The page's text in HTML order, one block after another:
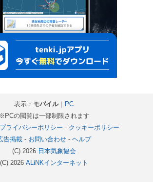
表示： モバイル｜ PC
※PCの閲覧は一部制限されます
プライバシーポリシー - クッキーポリシー
告掲載- お問い合わせ- ヘルプ
(C) 2026 日本気象協会
(C) 2026 ALiNKインターネット